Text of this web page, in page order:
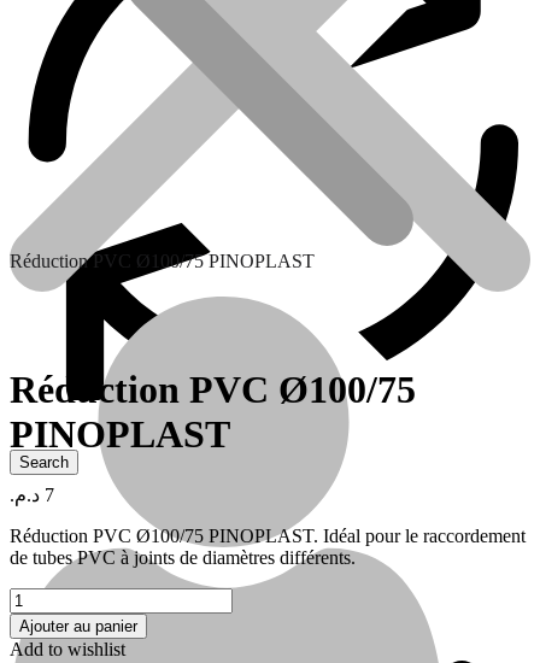
Contactez nous
Réduction PVC Ø100/75 PINOPLAST
Réduction PVC Ø100/75
PINOPLAST
7 د.م.
Réduction PVC Ø100/75 PINOPLAST. Idéal pour le raccordement
de tubes PVC à joints de diamètres différents.
quantité
de
Réduction
Ajouter au panier
Add to wishlist